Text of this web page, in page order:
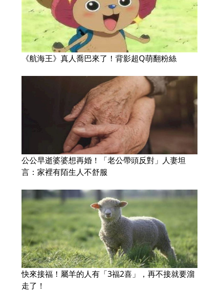
《航海王》真人喬巴來了！背影超Q萌翻粉絲
公公早逝婆婆想再婚！「老公帶頭反對」人妻坦
言：家裡有陌生人不舒服
快來接福！屬羊的人有「3福2喜」，再不接就要溜
走了！